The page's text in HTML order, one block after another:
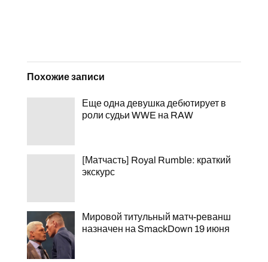
Похожие записи
Еще одна девушка дебютирует в
роли судьи WWE на RAW
[Матчасть] Royal Rumble: краткий
экскурс
Мировой титульный матч-реванш
назначен на SmackDown 19 июня